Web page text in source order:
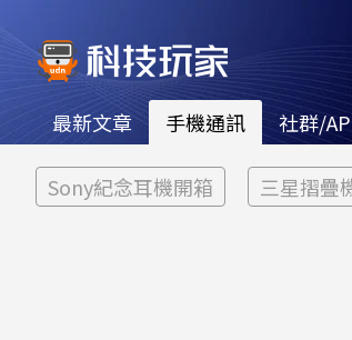
最新文章 手機通訊 社群/
Sony紀念耳機開箱 三星摺疊